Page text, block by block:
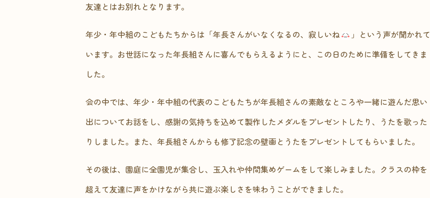
友達とはお別れとなります。
年少・年中組のこどもたちからは「年長さんがいなくなるの、寂しいね
」という声が聞かれて
います。お世話になった年長組さんに喜んでもらえるようにと、この日のために準備をしてきま
した。
会の中では、年少・年中組の代表のこどもたちが年長組さんの素敵なところや一緒に遊んだ思い
出についてお話をし、感謝の気持ちを込めて製作したメダルをプレゼントしたり、うたを歌った
りしました。また、年長組さんからも修了記念の壁画とうたをプレゼントしてもらいました。
その後は、園庭に全園児が集合し、玉入れや仲間集めゲームをして楽しみました。クラスの枠を
超えて友達に声をかけながら共に遊ぶ楽しさを味わうことができました。